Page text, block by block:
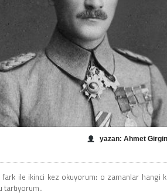
yazan: Ahmet Girgin
fark ile ikinci kez okuyorum: o zamanlar hangi
tartıyorum..